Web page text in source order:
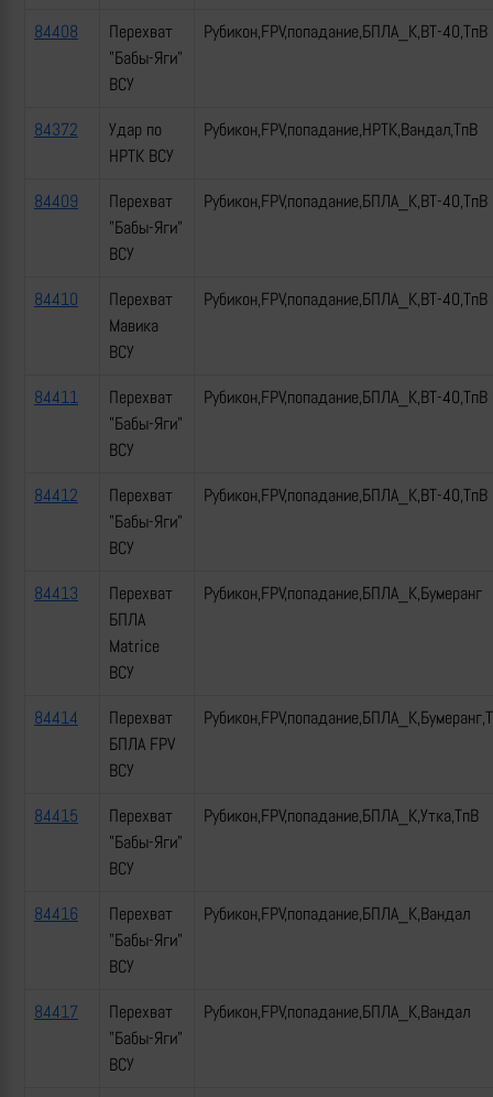
84408
Перехват
"Бабы-Яги"
ВСУ
Рубикон,FPV,попадание,БПЛА_К,ВТ-40,ТпВ
84372
Удар по
НРТК ВСУ
Рубикон,FPV,попадание,НРТК,Вандал,ТпВ
84409
Перехват
"Бабы-Яги"
ВСУ
Рубикон,FPV,попадание,БПЛА_К,ВТ-40,ТпВ
84410
Перехват
Мавика
ВСУ
Рубикон,FPV,попадание,БПЛА_К,ВТ-40,ТпВ
84411
Перехват
"Бабы-Яги"
ВСУ
Рубикон,FPV,попадание,БПЛА_К,ВТ-40,ТпВ
84412
Перехват
"Бабы-Яги"
ВСУ
Рубикон,FPV,попадание,БПЛА_К,ВТ-40,ТпВ
84413
Перехват
БПЛА
Matrice
ВСУ
Рубикон,FPV,попадание,БПЛА_К,Бумеранг
84414
Перехват
БПЛА FPV
ВСУ
84415
Перехват
"Бабы-Яги"
ВСУ
Рубикон,FPV,попадание,БПЛА_К,Утка,ТпВ
84416
Перехват
"Бабы-Яги"
ВСУ
Рубикон,FPV,попадание,БПЛА_К,Вандал
84417
Перехват
"Бабы-Яги"
ВСУ
Рубикон,FPV,попадание,БПЛА_К,Вандал